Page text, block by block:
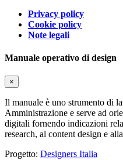
Privacy policy
Cookie policy
Note legali
Manuale operativo di design
×
Il manuale è uno strumento di
Amministrazione e serve ad
digitali fornendo indicazioni
research, al content design e
Progetto: Designers Italia